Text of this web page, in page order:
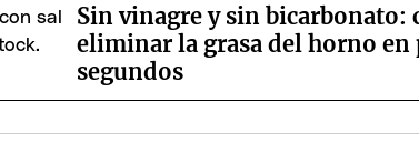
Sin vinagre y sin bicarbonato:
eliminar la grasa del horno en
segundos